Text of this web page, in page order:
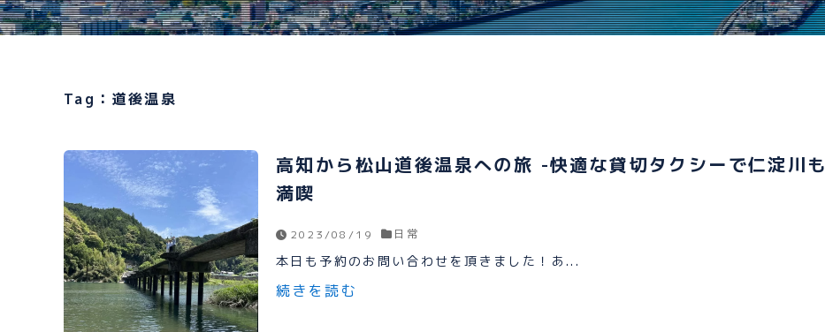
Tag：道後温泉
高知から松山道後温泉への旅 -快適な貸切タクシーで仁淀川も
満喫
2023/08/19 日常
本日も予約のお問い合わせを頂きました！あ...
続きを読む